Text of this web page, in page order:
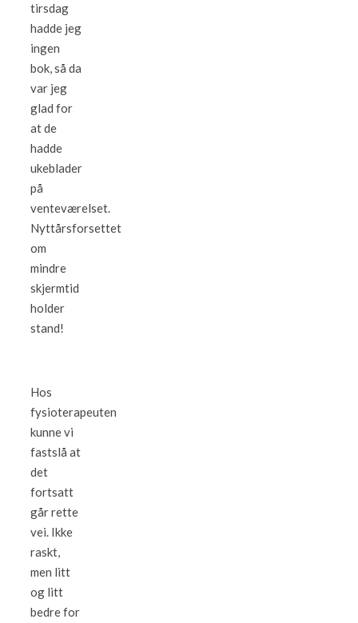
tirsdag
hadde jeg
ingen
bok, så da
var jeg
glad for
at de
hadde
ukeblader
på
venteværelset.
Nyttårsforsettet
om
mindre
skjermtid
holder
stand!
Hos
fysioterapeuten
kunne vi
fastslå at
det
fortsatt
går rette
vei. Ikke
raskt,
men litt
og litt
bedre for